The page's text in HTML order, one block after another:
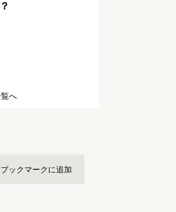
へ
ブックマークに追加